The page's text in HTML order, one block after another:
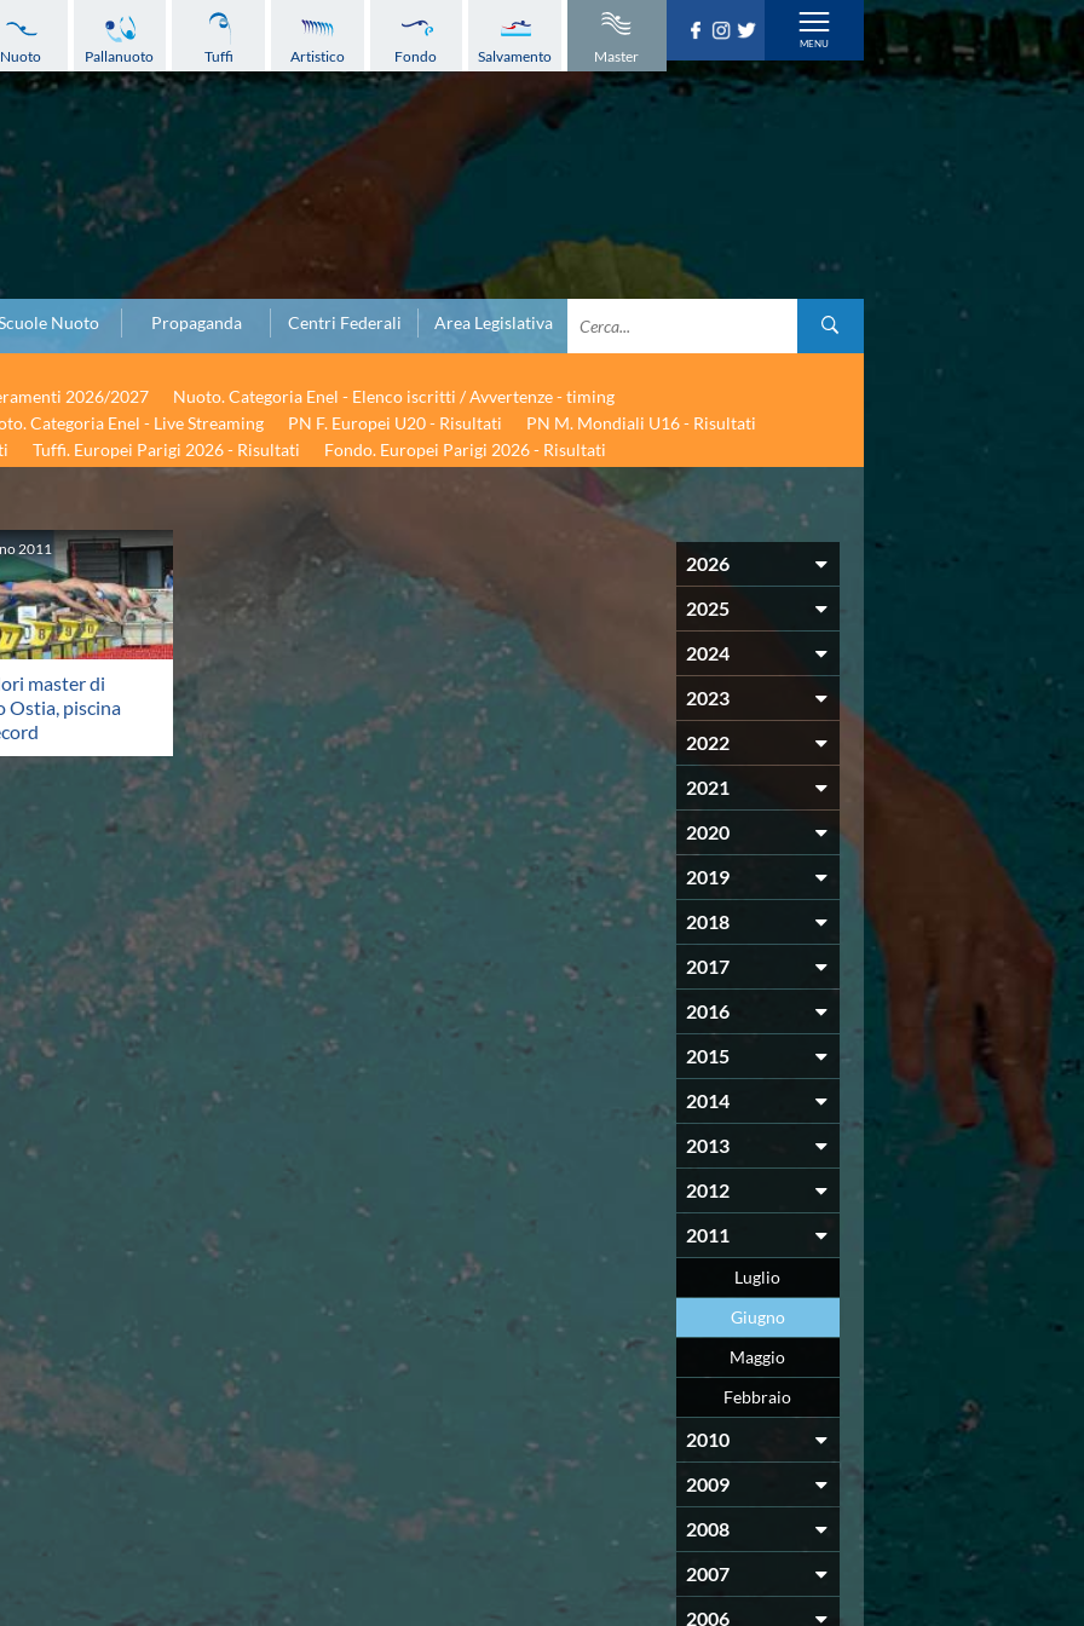
Nuoto Pallanuoto Tuffi Artistico Fondo Salvamento Master
Nuoto Propaganda Centri Federali Area Legislativa
2026/2027
Nuoto. Categoria Enel - Elenco iscritti / Avvertenze - timing
Categoria Enel - Live Streaming PN F. Europei U20 - Risultati
PN M. Mondiali U16 - Risultati
Tuffi. Europei Parigi 2026 - Risultati Fondo. Europei Parigi 2026 - Risultati
2011
master di
Ostia, piscina
2026
2025
2024
2023
2022
2021
2020
2019
2018
2017
2016
2015
2014
2013
2012
2011
Luglio
Giugno
Maggio
Febbraio
2010
2009
2008
2007
2006